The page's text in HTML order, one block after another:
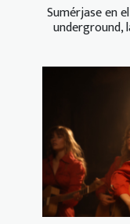
Sumérjase en
underground,